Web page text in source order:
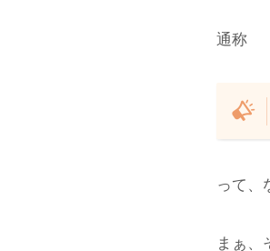
通称
って、
まぁ、